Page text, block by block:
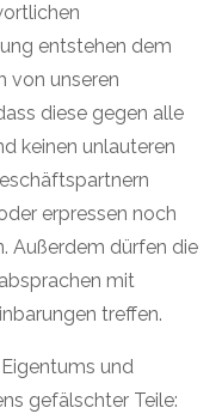
entstehen dem
von unseren
diese gegen alle
keinen unlauteren
erpressen noch
Außerdem dürfen die
mit
treffen.
und
gefälschter Teile: